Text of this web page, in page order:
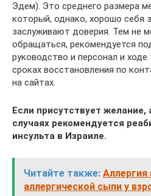
Эдем). Это среднего размера
который, однако, хорошо себя
заслуживают доверия. Тем не
обращаться, рекомендуется
руководство и персонал и ходе
сроках восстановления по
на сайтах.
Если присутствует
случаях рекомендуется
инсульта в Израиле.
Читайте также: Аллергия
аллергической сыпи у